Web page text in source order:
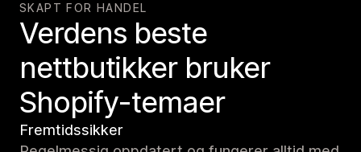
SKAPT FOR HANDEL
Verdens beste
nettbutikker bruker
Shopify-temaer
Fremtidssikker